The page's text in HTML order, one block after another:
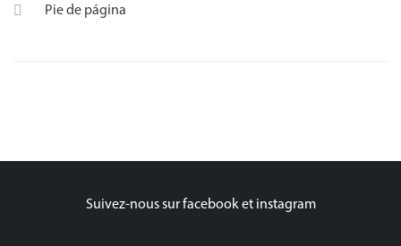
Pie de página
Suivez-nous sur facebook et instagram